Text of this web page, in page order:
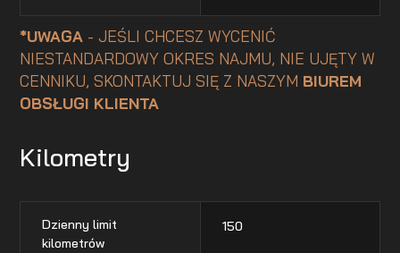
*UWAGA - JEŚLI CHCESZ WYCENIĆ
NIESTANDARDOWY OKRES NAJMU, NIE UJĘTY W
CENNIKU, SKONTAKTUJ SIĘ Z NASZYM BIUREM
OBSŁUGI KLIENTA
Kilometry
Dzienny limit
kilometrów
150